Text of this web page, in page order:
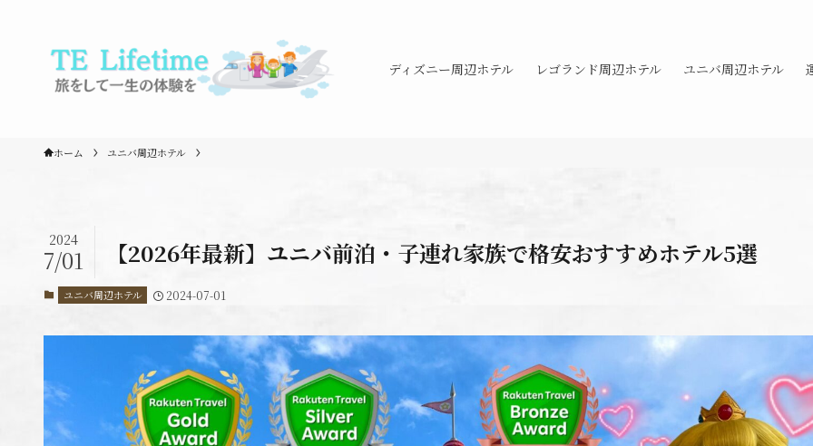
ディズニー周辺ホテル レゴランド周辺ホテル ユニバ周辺ホテル
ホーム ユニバ周辺ホテル
【2026年最新】ユニバ前泊・子連れ家族で格安おすすめホテル5選
2024
7/01
ユニバ周辺ホテル 2024-07-01